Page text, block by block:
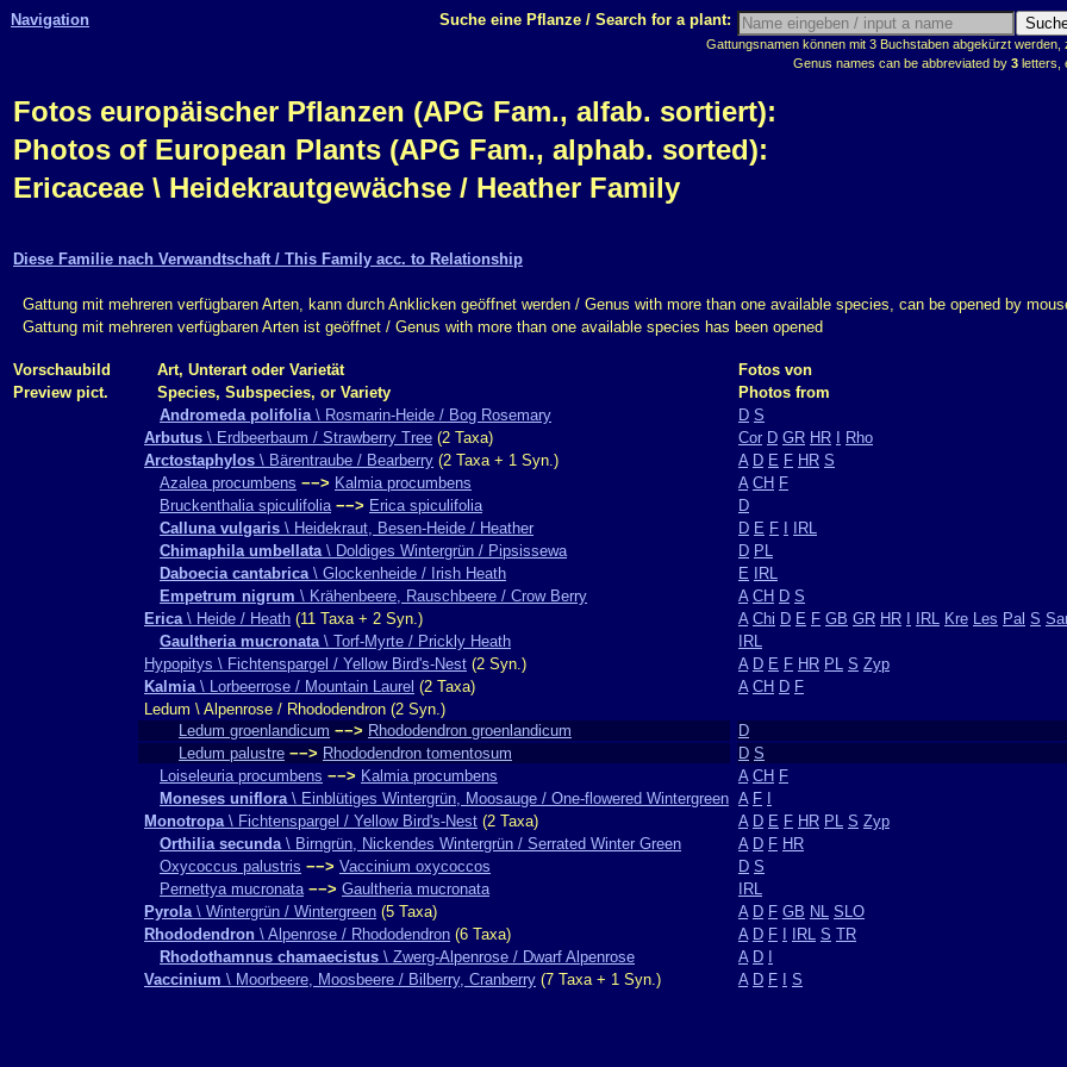
Navigation Suche eine Pflanze / Search for a plant:
Gattungsnamen können mit 3 Buchstaben abgekürzt werden,
Genus names can be abbreviated by 3 letters,
Fotos europäischer Pflanzen (APG Fam., alfab. sortiert):
Photos of European Plants (APG Fam., alphab. sorted):
Ericaceae \ Heidekrautgewächse / Heather Family
Diese Familie nach Verwandtschaft / This Family acc. to Relationship
Gattung mit mehreren verfügbaren Arten, kann durch Anklicken geöffnet werden / Genus with more than one available species, can be opened by
Gattung mit mehreren verfügbaren Arten ist geöffnet / Genus with more than one available species has been opened
Vorschaubild Art, Unterart oder Varietät
Fotos von
Preview pict.
Species, Subspecies, or Variety
Photos from
Andromeda polifolia\ Rosmarin-Heide / Bog Rosemary D S
Arbutus \ Erdbeerbaum / Strawberry Tree (2 Taxa) Cor D GR HR
Rho
Arctostaphylos \ Bärentraube / Bearberry (2 Taxa + 1 Syn.) A D E F HR S
Azalea procumbens −−> Kalmia procumbens A CH F
Bruckenthalia spiculifolia −−> Erica spiculifolia
D
Calluna vulgaris \ Heidekraut, Besen-Heide / Heather D E F
IRL
Chimaphila umbellata\ Doldiges Wintergrün / Pipsissewa D PL
Daboecia cantabrica\ Glockenheide / Irish Heath E
IRL
Empetrum nigrum \ Krähenbeere, Rauschbeere / Crow Berry A CH D S
Erica\ Heide / Heath (11 Taxa + 2 Syn.) A Chi D E F GB GR HR IRL Kre Les Pal S
Gaultheria mucronata\ Torf-Myrte / Prickly Heath
IRL
Hypopitys \ Fichtenspargel / Yellow Bird's-Nest (2 Syn.) A D E F HR PL S Zyp
Kalmia\ Lorbeerrose / Mountain Laurel (2 Taxa) A CH D F
Ledum \ Alpenrose / Rhododendron (2 Syn.)
Ledum groenlandicum −−> Rhododendron groenlandicum
D
Ledum palustre −−> Rhododendron tomentosum D S
Loiseleuria procumbens −−> Kalmia procumbens A CH F
Moneses uniflora\ Einblütiges Wintergrün, Moosauge / One-flowered Wintergreen A F
Monotropa\ Fichtenspargel / Yellow Bird's-Nest (2 Taxa) A D E F HR PL S Zyp
Orthilia secunda\ Birngrün, Nickendes Wintergrün / Serrated Winter Green A D F HR
Oxycoccus palustris −−> Vaccinium oxycoccos D S
Pernettya mucronata −−> Gaultheria mucronata
IRL
Pyrola\ Wintergrün / Wintergreen (5 Taxa) A D F GB NL SLO
Rhododendron \ Alpenrose / Rhododendron (6 Taxa) A D F IRL S TR
Rhodothamnus chamaecistus \ Zwerg-Alpenrose / Dwarf Alpenrose A D
Vaccinium \ Moorbeere, Moosbeere / Bilberry, Cranberry (7 Taxa + 1 Syn.) A D F S